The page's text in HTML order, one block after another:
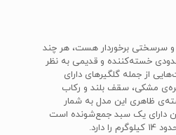
و سرسختی برخوردار هست، هر چند
خسته‌کننده و قدیمی به نظر
از جمله گلگیرهای دارای
مشکی، سقف بلند و رکاب
ظاهری این مدل به شمار
دارای یک سبد جمع‌شونده است
دارد.